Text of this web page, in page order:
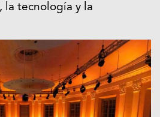
la tecnología y la